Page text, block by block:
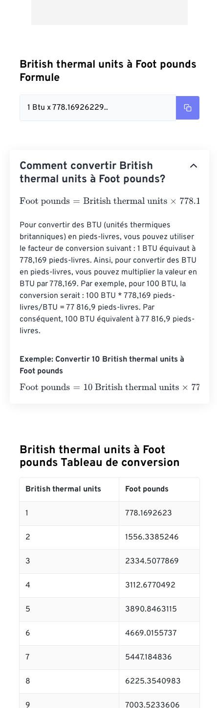
British thermal units à Foot pounds
Formule
1 Btu x 778.16926229..
Comment convertir British
thermal units à Foot pounds?
Foot pounds=British thermal units× 778.16926229
Pour convertir des BTU (unités thermiques
britanniques) en pieds-livres, vous pouvez utiliser
le facteur de conversion suivant : 1 BTU équivaut à
778,169 pieds-livres. Ainsi, pour convertir des BTU
en pieds-livres, vous pouvez multiplier la valeur en
BTU par 778,169. Par exemple, pour 100 BTU, la
conversion serait : 100 BTU * 778,169 pieds-
livres/BTU = 77 816,9 pieds-livres. Par
conséquent, 100 BTU équivalent à 77 816,9 pieds-
livres.
Exemple: Convertir 10 British thermal units à
Foot pounds
Foot pounds=10 British thermal units×778.16926229
British thermal units à Foot
pounds Tableau de conversion
British thermal units Foot pounds
1 778.1692623
2 1556.3385246
3 2334.5077869
4 3112.6770492
5 3890.8463115
6 4669.0155737
7 5447.184836
8 6225.3540983
9 7003.5233606